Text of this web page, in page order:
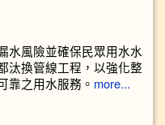
水風險並確保民眾用水水
汰換管線工程，以強化整
靠之用水服務。 more...